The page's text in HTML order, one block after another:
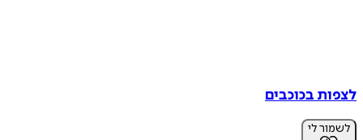
לצפות בכוכבים
לשמור לי